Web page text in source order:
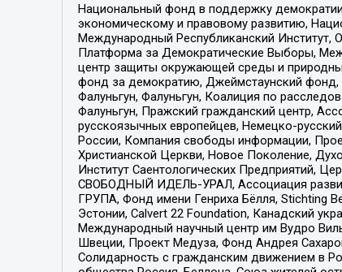
Национальный фонд в поддержку
экономическому и правовому развитию,
Международный Республиканский Институт,
Платформа за Демократические Выборы,
центр защиты окружающей среды и
фонд за демократию, Джеймстаунский фонд,
Фалуньгун, Фалуньгун, Коалиция по
Фалуньгун, Пражский гражданский центр,
русскоязычных европейцев, Немецко-
России, Компания свободы информации,
Христианской Церкви, Новое Поколение,
Институт Саентологических Предприятий,
СВОБОДНЫЙ ИДЕЛЬ-УРАЛ, Ассоциация
ГРУПА, Фонд имени Генриха Бёлля, Stichting
Эстонии, Calvert 22 Foundation, Канадский
Международный научный центр им Вудро
Швеции, Проект Медуза, Фонд Андрея
Солидарность с гражданским движением в